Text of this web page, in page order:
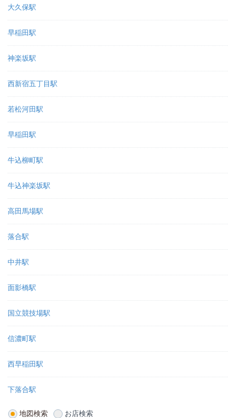
大久保駅
早稲田駅
神楽坂駅
西新宿五丁目駅
若松河田駅
早稲田駅
牛込柳町駅
牛込神楽坂駅
高田馬場駅
落合駅
中井駅
面影橋駅
国立競技場駅
信濃町駅
西早稲田駅
下落合駅
地図検索 お店検索